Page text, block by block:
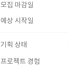
모집 마감일
예상 시작일
기획 상태
프로젝트 경험